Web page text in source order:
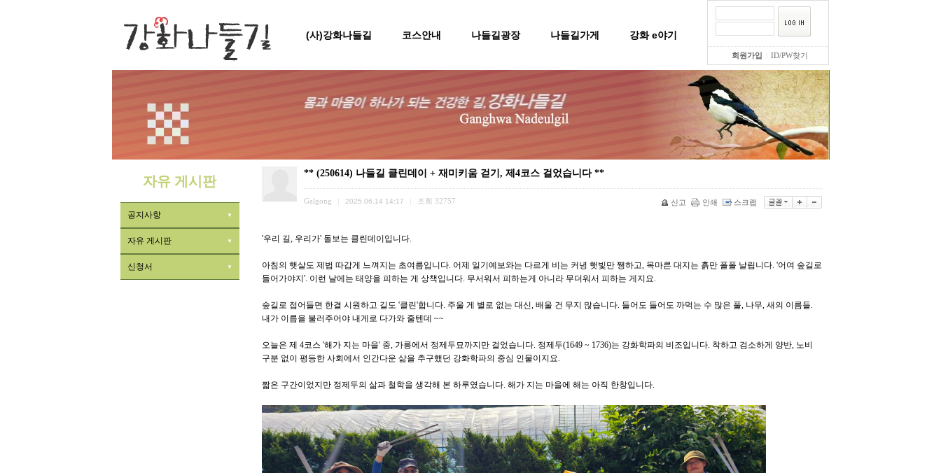
(사)강화나들길 코스안내 나들길광장 나들길가게 강화 e야기
회원가입 ID/PW찾기
자유 게시판
공지사항
자유 게시판
신청서
** (250614) 나들길 클린데이 + 재미키움 걷기, 제4코스 걸었습니다 **
Galgong 2025.06.14 14:17 조회 32757 신고 인쇄 스크랩
'우리 길, 우리가' 돌보는 클린데이입니다.
아침의 햇살도 제법 따갑게 느껴지는 초여름입니다. 어제 일기예보와는 다르게 비는 커녕 햇빛만 쨍하고, 목마른 대지는 흙만 폴폴 날립니다. '어여 숲길로
들어가야지'. 이런 날에는 태양을 피하는 게 상책입니다. 무서워서 피하는게 아니라 무더워서 피하는 게지요.
숲길로 접어들면 한결 시원하고 길도 '클린'합니다. 주울 게 별로 없는 대신, 배울 건 무지 많습니다. 들어도 들어도 까먹는 수 많은 풀, 나무, 새의 이름들.
내가 이름을 불러주어야 내게로 다가와 줄텐데 ~~
오늘은 제 4코스 '해가 지는 마을' 중, 가릉에서 정제두묘까지만 걸었습니다. 정제두(1649 ~ 1736)는 강화학파의 비조입니다. 착하고 검소하게 양반, 노비
구분 없이 평등한 사회에서 인간다운 삶을 추구했던 강화학파의 중심 인물이지요.
짧은 구간이었지만 정제두의 삶과 철학을 생각해 본 하루였습니다. 해가 지는 마을에 해는 아직 한창입니다.